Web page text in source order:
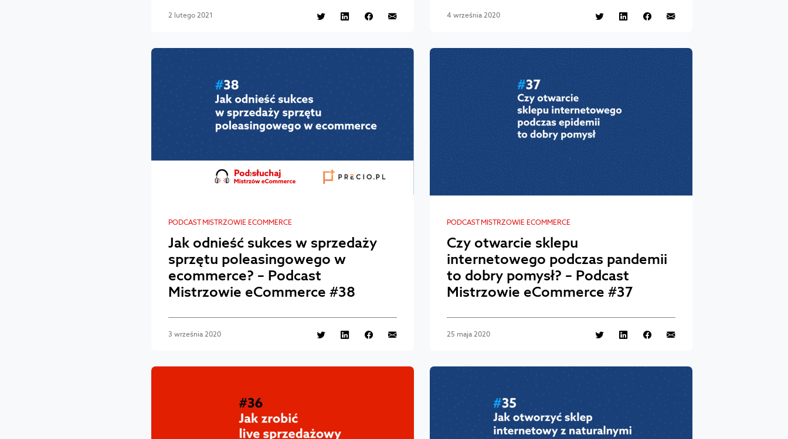
2 lutego 2021 4 września 2020
PODCAST MISTRZOWIE ECOMMERCE
Jak odnieść sukces w sprzedaży
sprzętu poleasingowego w
ecommerce? – Podcast
Mistrzowie eCommerce #38
3 września 2020
PODCAST MISTRZOWIE ECOMMERCE
Czy otwarcie sklepu
internetowego podczas pandemii
to dobry pomysł? – Podcast
Mistrzowie eCommerce #37
25 maja 2020